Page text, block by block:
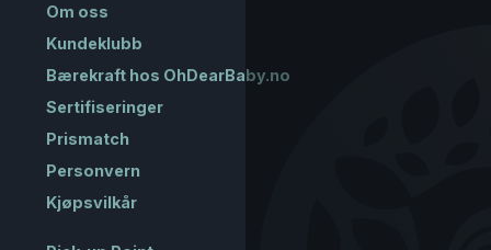
Om oss
Kundeklubb
Bærekraft hos OhDearBaby.no
Sertifiseringer
Prismatch
Personvern
Kjøpsvilkår